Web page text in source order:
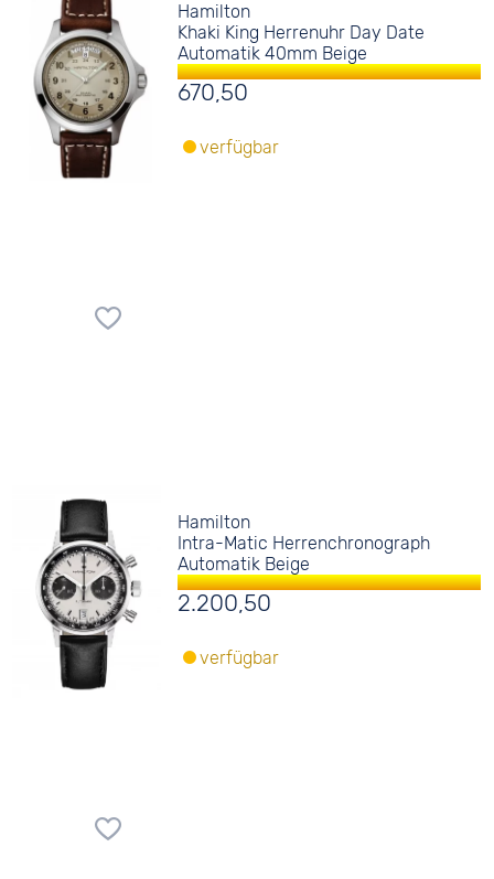
Hamilton
Khaki King Herrenuhr Day Date
Automatik 40mm Beige
670,50
verfügbar
Hamilton
Intra-Matic Herrenchronograph
Automatik Beige
2.200,50
verfügbar